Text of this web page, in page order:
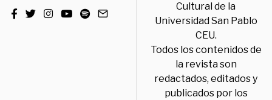
Cultural de la
Universidad San Pablo
CEU.
Todos los contenidos de
la revista son
redactados, editados y
publicados por los